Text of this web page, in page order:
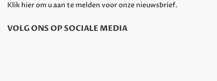
Klik hier om u aan te melden voor onze nieuwsbrief.
VOLG ONS OP SOCIALE MEDIA